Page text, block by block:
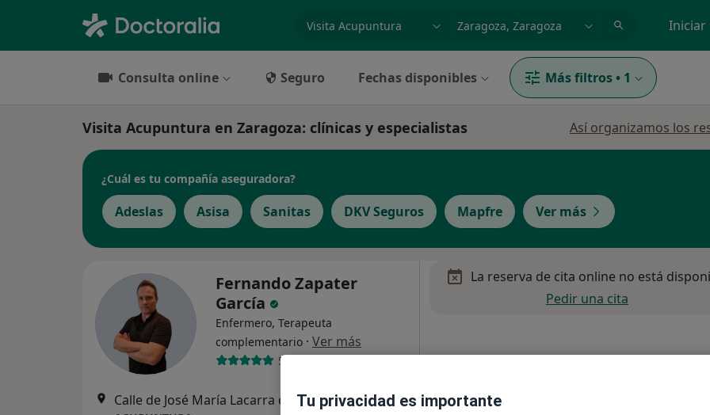
Iniciar
Consulta online Seguro Fechas disponibles Más filtros • 1
Visita Acupuntura en Zaragoza: clínicas y especialistas Así organizamos los
¿Cuál es tu compañía aseguradora?
Adeslas Asisa Sanitas DKV Seguros Mapfre Ver más
Fernando Zapater
García
Enfermero, Terapeuta
complementario · Ver más
53 opiniones
Calle de José María Lacarra de Miguel 18, Zaragoza •Mapa
La reserva de cita online no está
Pedir una cita
Tu privacidad es importante